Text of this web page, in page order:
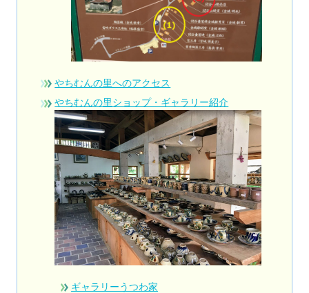
やちむんの里へのアクセス
やちむんの里ショップ・ギャラリー紹介
ギャラリーうつわ家